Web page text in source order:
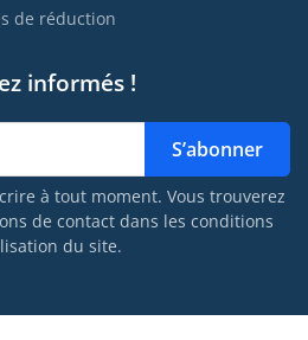
de réduction
informés !
S’abonner
à tout moment. Vous trouverez
de contact dans les conditions
du site.